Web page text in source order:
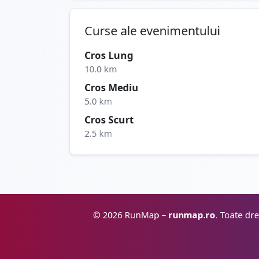
Curse ale evenimentului
Cros Lung
10.0 km
Cros Mediu
5.0 km
Cros Scurt
2.5 km
© 2026 RunMap – runmap.ro. Toate